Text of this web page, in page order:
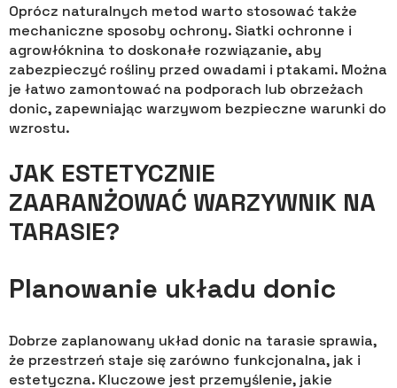
Oprócz naturalnych metod warto stosować także
mechaniczne sposoby ochrony. Siatki ochronne i
agrowłóknina to doskonałe rozwiązanie, aby
zabezpieczyć rośliny przed owadami i ptakami. Można
je łatwo zamontować na podporach lub obrzeżach
donic, zapewniając warzywom bezpieczne warunki do
wzrostu.
JAK ESTETYCZNIE
ZAARANŻOWAĆ WARZYWNIK NA
TARASIE?
Planowanie układu donic
Dobrze zaplanowany układ donic na tarasie sprawia,
że przestrzeń staje się zarówno funkcjonalna, jak i
estetyczna. Kluczowe jest przemyślenie, jakie